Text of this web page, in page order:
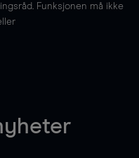
Funksjonen må ikke